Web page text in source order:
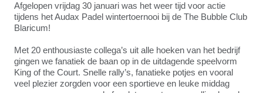
Afgelopen vrijdag 30 januari was het weer tijd voor actie
tijdens het Audax Padel wintertoernooi bij de The Bubble Club
Blaricum!
Met 20 enthousiaste collega’s uit alle hoeken van het bedrijf
gingen we fanatiek de baan op in de uitdagende speelvorm
King of the Court. Snelle rally’s, fanatieke potjes en vooral
veel plezier zorgden voor een sportieve en leuke middag